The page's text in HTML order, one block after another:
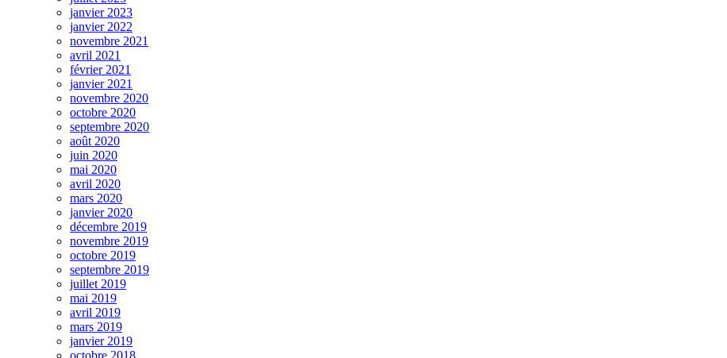
janvier 2023
janvier 2022
novembre 2021
avril 2021
février 2021
janvier 2021
novembre 2020
octobre 2020
septembre 2020
août 2020
juin 2020
mai 2020
avril 2020
mars 2020
janvier 2020
décembre 2019
novembre 2019
octobre 2019
septembre 2019
juillet 2019
mai 2019
avril 2019
mars 2019
janvier 2019
octobre 2018